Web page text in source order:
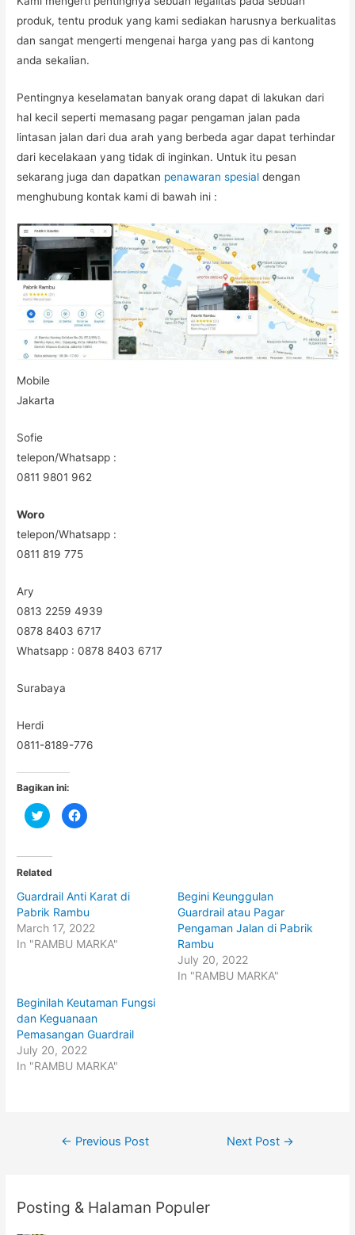
produk, tentu produk yang kami sediakan harusnya berkualitas
dan sangat mengerti mengenai harga yang pas di kantong
anda sekalian.
Pentingnya keselamatan banyak orang dapat di lakukan dari
hal kecil seperti memasang pagar pengaman jalan pada
lintasan jalan dari dua arah yang berbeda agar dapat terhindar
dari kecelakaan yang tidak di inginkan. Untuk itu pesan
sekarang juga dan dapatkan penawaran spesial dengan
menghubung kontak kami di bawah ini :
Mobile
Jakarta
Sofie
telepon/Whatsapp :
0811 9801 962
Woro
telepon/Whatsapp :
0811 819 775
Ary
0813 2259 4939
0878 8403 6717
Whatsapp : 0878 8403 6717
Surabaya
Herdi
0811-8189-776
Bagikan ini:
C
l
t
o
s
h
a
r
e
o
n
T
r
(
O
p
e
n
s
i
C
l
h
a
r
e
o
n
F
o
(
O
p
e
n
s
i
n
Related
Guardrail Anti Karat di
Pabrik Rambu
March 17, 2022
In "RAMBU MARKA"
Begini Keunggulan
Guardrail atau Pagar
Pengaman Jalan di Pabrik
Rambu
July 20, 2022
In "RAMBU MARKA"
Beginilah Keutaman Fungsi
dan Keguanaan
Pemasangan Guardrail
July 20, 2022
In "RAMBU MARKA"
Post
← Previous Post Next Post →
Posting & Halaman Populer